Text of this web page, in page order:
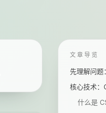
文章导览
先理解问题
核心技术：
什么是